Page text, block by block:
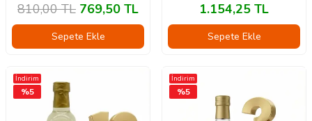
810,00TL 769,50 TL
Sepete Ekle
1.154,25 TL
Sepete Ekle
İndirim
%5
İndirim
%5